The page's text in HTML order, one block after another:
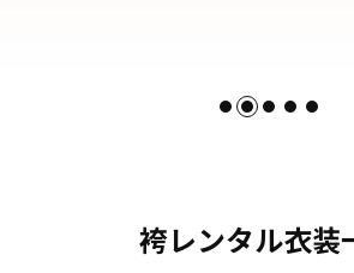
袴レンタル衣装